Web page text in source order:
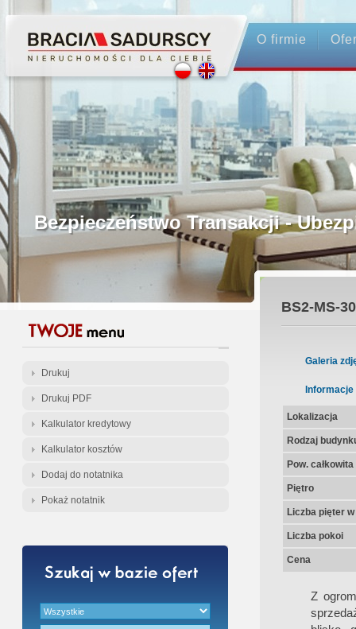
O firmie
Profesjonalne Pośrednictwo
Bezpieczeństwo Transakcji -
Licencjonowani Pośrednicy
Gwarancja Zwrotu Zadatku
Gratis - Przedwstępna Umowa
Drukuj
Drukuj PDF
Kalkulator kredytowy
Kalkulator kosztów
Dodaj do notatnika
Pokaż notatnik
BS2-MS-
Galeria
Informacje
Lokalizacja
Rodzaj
Pow.
Piętro
Liczba pięter
Liczba pokoi
Cena
Z